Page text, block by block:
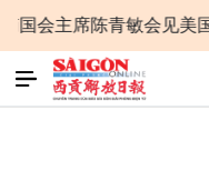
国会主席陈青敏会见美